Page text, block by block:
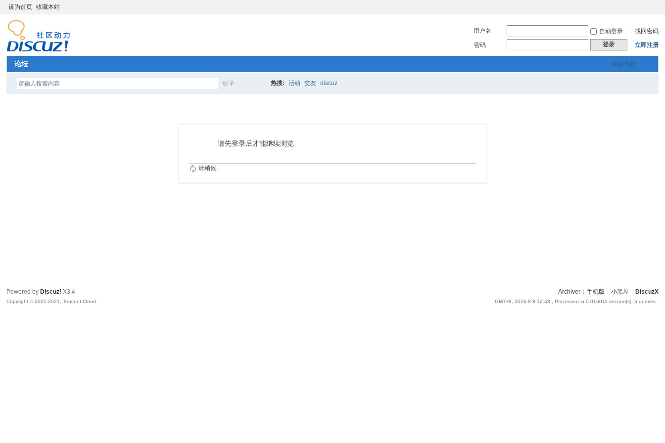
设为首页 收藏本站
用户名 自动登录
找回密码
密码
登录 立即注册
快捷导航
论坛
帖子
索
热搜: 活动 交友 discuz
请先登录后才能继续浏览
请稍候...
Archiver 手机版 小黑屋 DiscuzX
GMT+8, 2026-8-8 12:48 , Processed in 0.016011 second(s), 5 queries .
Powered by Discuz! X3.4
Copyright © 2001-2021, Tencent Cloud.